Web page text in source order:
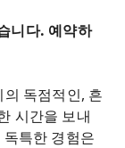
니다. 예약하
독점적인, 흔
시간을 보내
특한 경험은